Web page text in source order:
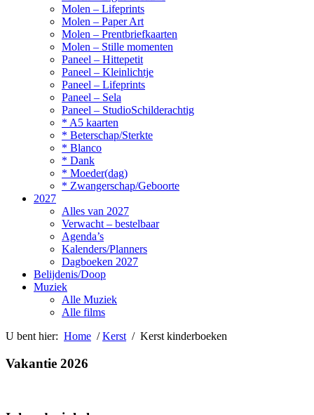
Molen – Lifeprints
Molen – Paper Art
Molen – Prentbriefkaarten
Molen – Stille momenten
Paneel – Hittepetit
Paneel – Kleinlichtje
Paneel – Lifeprints
Paneel – Sela
Paneel – StudioSchilderachtig
* A5 kaarten
* Beterschap/Sterkte
* Blanco
* Dank
* Moeder(dag)
* Zwangerschap/Geboorte
2027
Alles van 2027
Verwacht – bestelbaar
Agenda’s
Kalenders/Planners
Dagboeken 2027
Belijdenis/Doop
Muziek
Alle Muziek
Alle films
U bent hier: Home /Kerst / Kerst kinderboeken
Vakantie 2026